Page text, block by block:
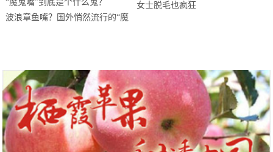
波浪章鱼嘴？国外悄然流行的“魔
女士脱毛也疯狂